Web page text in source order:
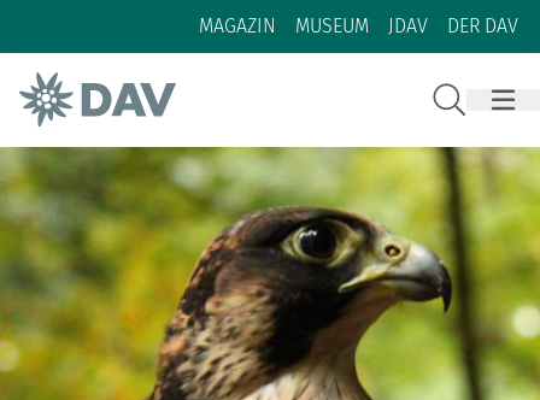
Zum Inhalt
Zur Footer-Navigation
MAGAZIN MUSEUM JDAV DER DAV